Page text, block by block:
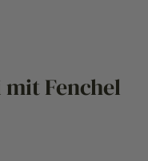
Fenchel